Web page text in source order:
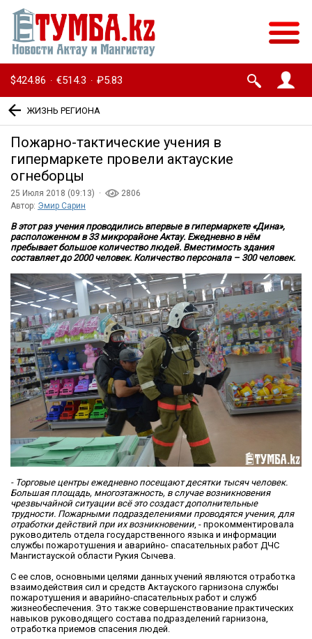
$424.86 · €514.3 · ₽5.83
ЖИЗНЬ РЕГИОНА
Пожарно-тактические учения в
гипермаркете провели актауские
огнеборцы
25 Июля 2018 (09:13) ·
2806
Автор: Эмир Сарин
В этот раз учения проводились впервые в гипермаркете «Дина»,
расположенном в 33 микрорайоне Актау. Ежедневно в нём
пребывает большое количество людей. Вместимость здания
составляет до 2000 человек. Количество персонала – 300 человек.
- Торговые центры ежедневно посещают десятки тысяч человек.
Большая площадь, многоэтажность, в случае возникновения
чрезвычайной ситуации всё это создаст дополнительные
трудности. Пожарными подразделениями проводятся учения, для
отработки действий при их возникновении, - прокомментировала
руководитель отдела государственного языка и информации
службы пожаротушения и аварийно- спасательных работ ДЧС
Мангистауской области Рукия Сычева.
С ее слов, основными целями данных учений являются отработка
взаимодействия сил и средств Актауского гарнизона службы
пожаротушения и аварийно-спасательных работ и служб
жизнеобеспечения. Это также совершенствование практических
навыков руководящего состава подразделений гарнизона,
отработка приемов спасения людей.